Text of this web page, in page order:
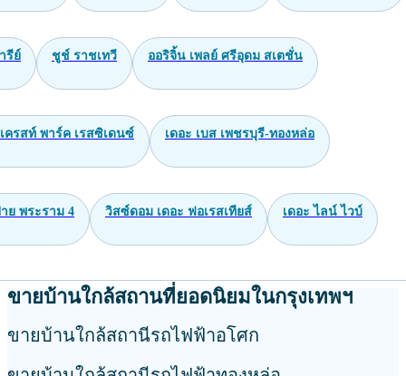
รีย์ ชูช์ ราชเทวี ออริจิ้น เพลย์ ศรีอุดม สเตชั่น
ครสท์ พาร์ค เรสซิเดนซ์ เดอะ เบส เพชรบุรี-ทองหล่อ
ย พระราม 4 วิสซ์ดอม เดอะ ฟอเรสเทียส์ เดอะ ไลน์ ไวบ์
ขายบ้านใกล้สถานที่ยอดนิยมในกรุงเทพฯ
ขายบ้านใกล้สถานีรถไฟฟ้าอโศก